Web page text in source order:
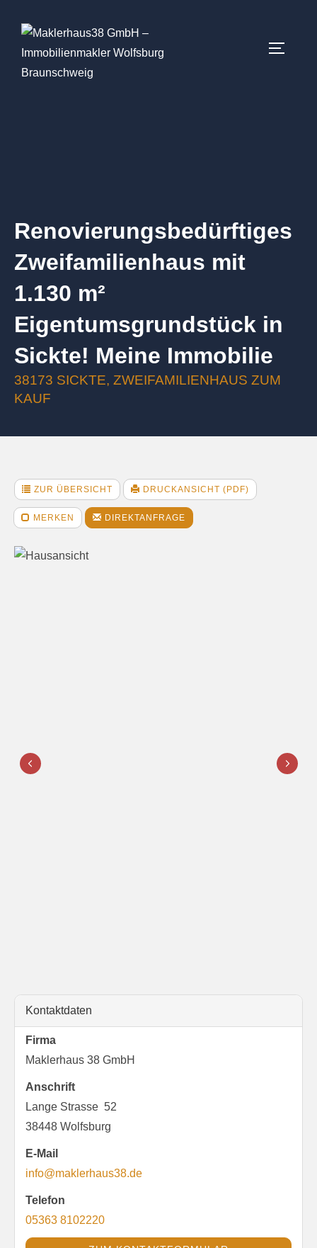
Renovierungsbedürftiges
Zweifamilienhaus mit
1.130 m²
Eigentumsgrundstück in
Sickte! Meine Immobilie
38173 SICKTE, ZWEIFAMILIENHAUS ZUM
KAUF
ZUR ÜBERSICHT DRUCKANSICHT (PDF)
MERKEN DIREKTANFRAGE
Kontaktdaten
Firma
Maklerhaus 38 GmbH
Anschrift
Lange Strasse 52
38448 Wolfsburg
E-Mail
info@maklerhaus38.de
Telefon
05363 8102220